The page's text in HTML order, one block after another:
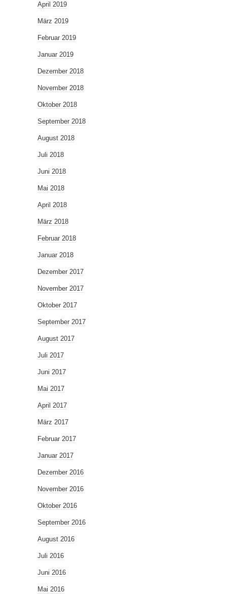
April 2019
März 2019
Februar 2019
Januar 2019
Dezember 2018
November 2018
Oktober 2018
September 2018
August 2018
Juli 2018
Juni 2018
Mai 2018
April 2018
März 2018
Februar 2018
Januar 2018
Dezember 2017
November 2017
Oktober 2017
September 2017
August 2017
Juli 2017
Juni 2017
Mai 2017
April 2017
März 2017
Februar 2017
Januar 2017
Dezember 2016
November 2016
Oktober 2016
September 2016
August 2016
Juli 2016
Juni 2016
Mai 2016